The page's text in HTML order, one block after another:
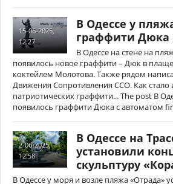
15-06-2025,
12:27
В Одессе у
граффити Дюка
В Одессе на стене на
появилось новое граффити – Дюк в
коктейлем Молотова. Также рядом
Движения Сопротивления ССО. Как стало
патриотических граффити... The post В
появилось граффити Дюка с автоматом
2-06-2025,
12:58
В Одессе на
установили
скульптуру
В Одессе у моря и возле пляжа «Отрада»